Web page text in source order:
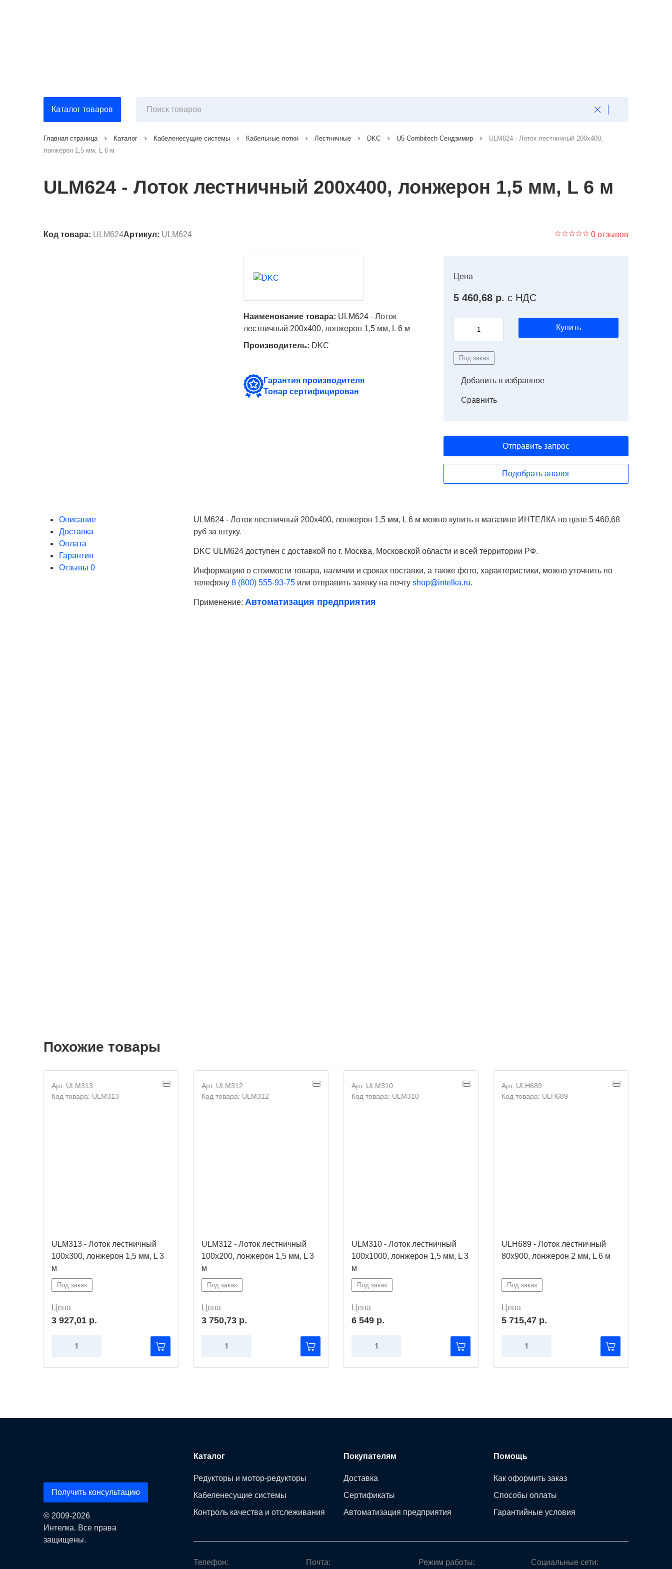
Каталог товаров
Главная страница Каталог Кабеленесущие системы Кабельные лотки Лестничные DKC U5 Combitech Сендзимир
ULM624 - Лоток лестничный 200x400,
лонжерон 1,5 мм, L 6 м
ULM624 - Лоток лестничный 200x400, лонжерон 1,5 мм, L 6 м
Код товара: ULM624Артикул: ULM624 0 отзывов
Наименование товара: ULM624 - Лоток
лестничный 200x400, лонжерон 1,5 мм, L 6 м
Производитель: DKC
Гарантия производителя
Товар сертифицирован
Цена
5 460,68 р. с НДС
Купить
Под заказ
Добавить в избранное
Сравнить
Отправить запрос
Подобрать аналог
Описание
Доставка
Оплата
Гарантия
Отзывы 0
ULM624 - Лоток лестничный 200x400, лонжерон 1,5 мм, L 6 м можно купить в магазине ИНТЕЛКА по цене 5 460,68
руб за штуку.
DKC ULM624 доступен с доставкой по г. Москва, Московской области и всей территории РФ.
Информацию о стоимости товара, наличии и сроках поставки, а также фото, характеристики, можно уточнить по
телефону 8 (800) 555-93-75 или отправить заявку на почту shop@intelka.ru.
Применение: Автоматизация предприятия
Ваше имя
Похожие товары
Арт. ULM313
Код товара: ULM313
ULM313 - Лоток лестничный
100х300, лонжерон 1,5 мм, L 3
м
Под заказ
Цена
3 927,01 р.
Арт. ULM312
Код товара: ULM312
ULM312 - Лоток лестничный
100х200, лонжерон 1,5 мм, L 3
м
Под заказ
Цена
3 750,73 р.
Арт. ULM310
Код товара: ULM310
ULM310 - Лоток лестничный
100х1000, лонжерон 1,5 мм, L 3
м
Под заказ
Цена
6 549 р.
Арт. ULH689
Код товара: ULH689
ULH689 - Лоток лестничный
80х900, лонжерон 2 мм, L 6 м
Под заказ
Цена
5 715,47 р.
Получить консультацию
© 2009-2026
Интелка. Все права
защищены.
Каталог
Редукторы и мотор-редукторы
Кабеленесущие системы
Контроль качества и отслеживания
Покупателям
Доставка
Сертификаты
Автоматизация предприятия
Помощь
Как оформить заказ
Способы оплаты
Гарантийные условия
Телефон: Почта: Режим работы: Социальные сети: